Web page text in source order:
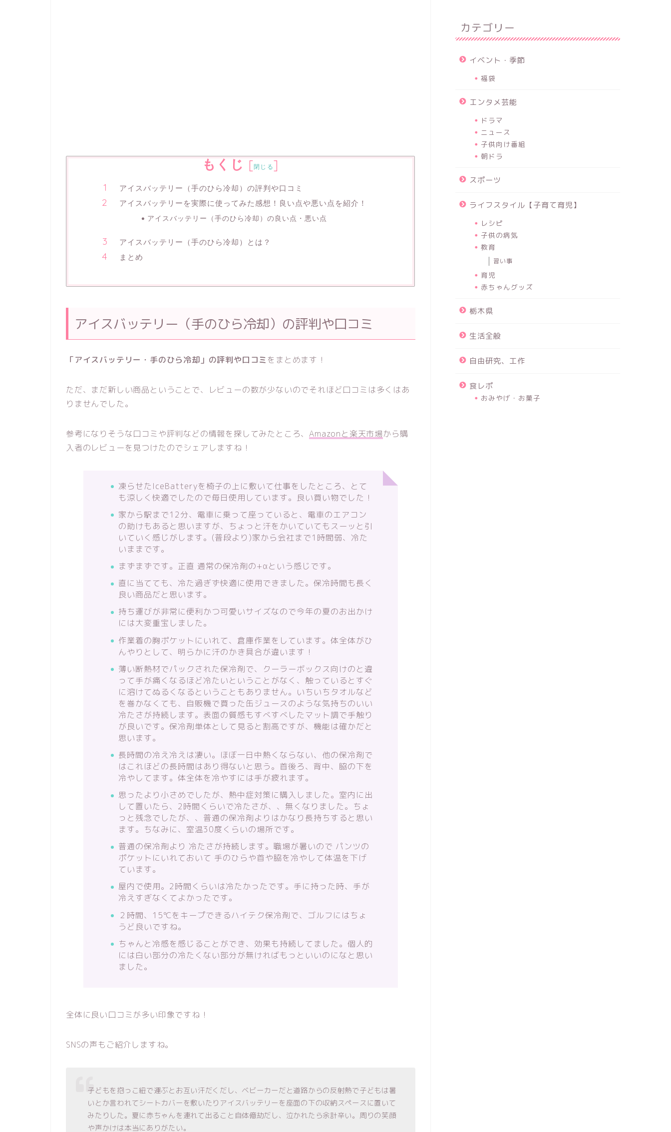
もくじ [閉じる]
アイスバッテリー（手のひら冷却）の評判や口コミ
アイスバッテリーを実際に使ってみた感想！良い点や悪い点を紹介！
アイスバッテリー（手のひら冷却）の良い点・悪い点
アイスバッテリー（手のひら冷却）とは？
まとめ
アイスバッテリー（手のひら冷却）の評判や口コミ
「アイスバッテリー・手のひら冷却」の評判や口コミをまとめます！
ただ、まだ新しい商品ということで、レビューの数が少ないのでそれほど口コミは多くはあ
りませんでした。
参考になりそうな口コミや評判などの情報を探してみたところ、Amazonと楽天市場から購
入者のレビューを見つけたのでシェアしますね！
凍らせたIceBatteryを椅子の上に敷いて仕事をしたところ、とて
も涼しく快適でしたので毎日使用しています。良い買い物でした！
家から駅まで12分、電車に乗って座っていると、電車のエアコン
の助けもあると思いますが、ちょっと汗をかいていてもスーッと引
いていく感じがします。(普段より)家から会社まで1時間弱、冷た
いままです。
まずまずです。正直 通常の保冷剤の+αという感じです。
直に当てても、冷た過ぎず快適に使用できました。保冷時間も長く
良い商品だと思います。
持ち運びが非常に便利かつ可愛いサイズなので今年の夏のお出かけ
には大変重宝しました。
作業着の胸ポケットにいれて、倉庫作業をしています。体全体がひ
んやりとして、明らかに汗のかき具合が違います！
薄い断熱材でパックされた保冷剤で、クーラーボックス向けのと違
って手が痛くなるほど冷たいということがなく、触っているとすぐ
に溶けてぬるくなるということもありません。いちいちタオルなど
を巻かなくても、自販機で買った缶ジュースのような気持ちのいい
冷たさが持続します。表面の質感もすべすべしたマット調で手触り
が良いです。保冷剤単体として見ると割高ですが、機能は確かだと
思います。
長時間の冷え冷えは凄い。ほぼ一日中熱くならない、他の保冷剤で
はこれほどの長時間はあり得ないと思う。首後ろ、背中、脇の下を
冷やしてます。体全体を冷やすには手が疲れます。
思ったより小さめでしたが、熱中症対策に購入しました。室内に出
して置いたら、2時間くらいで冷たさが、、無くなりました。ちょ
っと残念でしたが、、普通の保冷剤よりはかなり長持ちすると思い
ます。ちなみに、室温30度くらいの場所です。
普通の保冷剤より 冷たさが持続します。職場が暑いので パンツの
ポケットにいれておいて 手のひらや首や脇を冷やして体温を下げ
ています。
屋内で使用。2時間くらいは冷たかったです。手に持った時、手が
冷えすぎなくてよかったです。
２時間、15℃をキープできるハイテク保冷剤で、ゴルフにはちょ
うど良いですね。
ちゃんと冷感を感じることができ、効果も持続してました。個人的
には白い部分の冷たくない部分が無ければもっといいのになと思い
ました。
全体に良い口コミが多い印象ですね！
SNSの声もご紹介しますね。
子どもを抱っこ紐で運ぶとお互い汗だくだし、ベビーカーだと道路からの反射熱で子どもは暑
いとか言われてシートカバーを敷いたりアイスバッテリーを座面の下の収納スペースに置いて
みたりした。夏に赤ちゃんを連れて出ること自体億劫だし、泣かれたら余計辛い。周りの笑顔
や声かけは本当にありがたい。
カテゴリー
イベント・季節
福袋
エンタメ芸能
ドラマ
ニュース
子供向け番組
朝ドラ
スポーツ
ライフスタイル【子育て育児】
レシピ
子供の病気
教育
習い事
育児
赤ちゃんグッズ
栃木県
生活全般
自由研究、工作
食レポ
おみやげ・お菓子